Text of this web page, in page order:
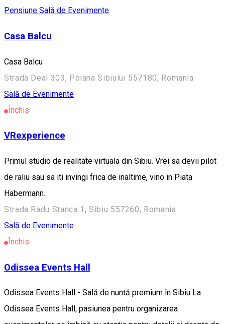
Pensiune Sală de Evenimente
Casa Balcu
Casa Balcu
Strada Deal 303, Poiana Sibiului 557180, Romania
Sală de Evenimente
Închis
VRexperience
Primul studio de realitate virtuala din Sibiu. Vrei sa devii pilot
de raliu sau sa iti invingi frica de inaltime, vino in Piata
Habermann.
Strada Radu Stanca 1, Sibiu 557260, Romania
Sală de Evenimente
Închis
Odissea Events Hall
Odissea Events Hall - Sală de nuntă premium în Sibiu La
Odissea Events Hall, pasiunea pentru organizarea